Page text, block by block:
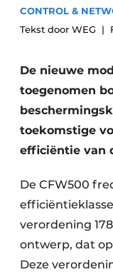
CONTROL &
Tekst door WEG
De nieuwe
toegenomen
toekomstige
efficiëntie van
De CFW500
verordening
ontwerp, dat op
Deze